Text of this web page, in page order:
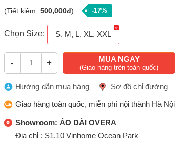
(Tiết kiệm: 500,000đ) -17%
Chọn Size: S, M, L, XL, XXL
- + MUA NGAY
(Giao hàng trên toàn quốc)
Hướng dẫn mua hàng
Sơ đồ chỉ đường
Giao hàng toàn quốc, miễn phí nội thành Hà Nội
Showroom: ÁO DÀI OVERA
Địa chỉ : S1.10 Vinhome Ocean Park